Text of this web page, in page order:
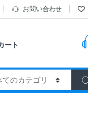
お問い合わせ
ート